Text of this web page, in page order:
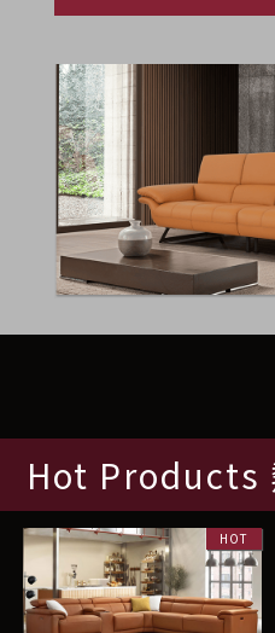
Hot Products